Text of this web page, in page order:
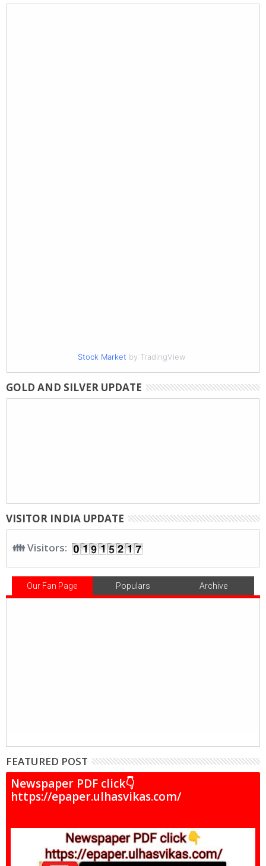
Stock Market by TradingView
GOLD AND SILVER UPDATE
VISITOR INDIA UPDATE
👪 Visitors:
Our Fan Page Populars Archive
FEATURED POST
Newspaper PDF click👇
https://epaper.ulhasvikas.com/